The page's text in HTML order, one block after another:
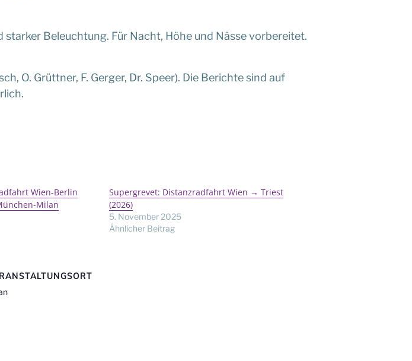
Beleuchtung. Für Nacht, Höhe und Nässe vorbereitet.
O. Grüttner, F. Gerger, Dr. Speer). Die Berichte sind auf
Wien-Berlin
Milan
Supergrevet: Distanzradfahrt Wien → Triest
(2026)
5. November 2025
Ähnlicher Beitrag